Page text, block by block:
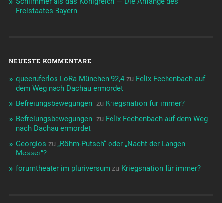
Freistaates Bayern
NEUESTE KOMMENTARE
queeruferlos LoRa München 92,4zu Felix Fechenbach auf
dem Weg nach Dachau ermordet
Befreiungsbewegungen ️‍ zu Kriegsnation für immer?
Befreiungsbewegungen ️‍ zu Felix Fechenbach auf dem Weg
nach Dachau ermordet
Georgios zu „Röhm-Putsch“ oder „Nacht der Langen
Messer“?
forumtheater im pluriversum zu Kriegsnation für immer?